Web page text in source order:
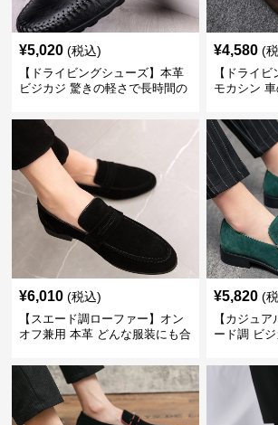
¥5,020 (税込)
【ドライビングシューズ】本革
ビジカジ 驚きの軽さで長時間の
¥4,580 (
【ドライ
モカシン
¥6,010 (税込)
【スエード調ローファー】オン
オフ兼用 本革 どんな服装にも合
供
¥5,820 (
【カジュ
ード調 ビ
表現